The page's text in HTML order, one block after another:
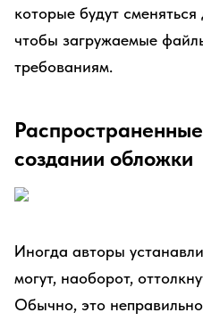
которые будут
чтобы загружаемые
требованиям.
создании обложки
Иногда авторы
могут, наоборот,
Обычно, это